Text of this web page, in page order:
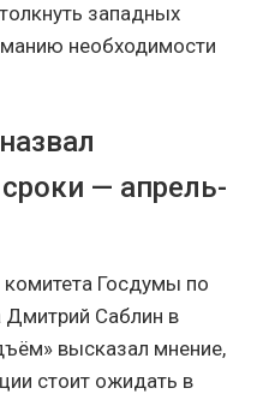
западных
необходимости
— апрель-
комитета Госдумы по
Дмитрий Саблин в
высказал мнение,
стоит ожидать в